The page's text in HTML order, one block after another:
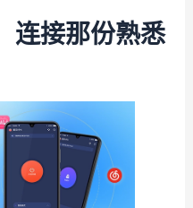
连接那份熟悉